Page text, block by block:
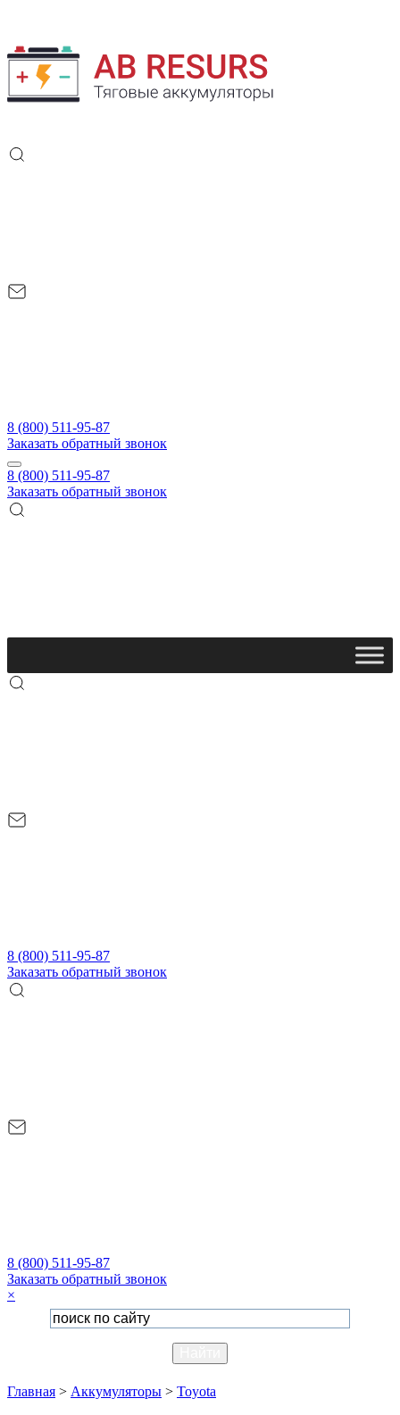
8 (800) 511-95-87
Заказать обратный звонок
8 (800) 511-95-87
Заказать обратный звонок
8 (800) 511-95-87
Заказать обратный звонок
8 (800) 511-95-87
Заказать обратный звонок
×
Главная > Аккумуляторы > Toyota